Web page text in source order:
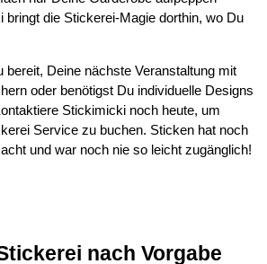
die Stickerei-Magie dorthin, wo Du
bereit, Deine nächste Veranstaltung mit
oder benötigst Du individuelle Designs
Stickimicki noch heute, um
Service zu buchen. Sticken hat noch
und war noch nie so leicht zugänglich!
nach Vorgabe